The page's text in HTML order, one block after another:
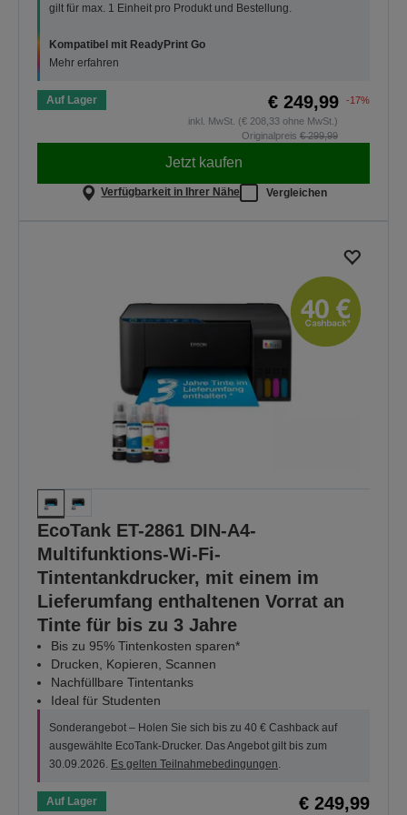
gilt für max. 1 Einheit pro Produkt und Bestellung.
Kompatibel mit ReadyPrint Go
Mehr erfahren
Auf Lager € 249,99
-17%
inkl. MwSt. (€ 208,33 ohne MwSt.)
Originalpreis € 299,99
Jetzt kaufen
Verfügbarkeit in Ihrer Nähe Vergleichen
EcoTank ET-2861 DIN-A4-
Multifunktions-Wi-Fi-
Tintentankdrucker, mit einem im
Lieferumfang enthaltenen Vorrat an
Tinte für bis zu 3 Jahre
Bis zu 95% Tintenkosten sparen*
Drucken, Kopieren, Scannen
Nachfüllbare Tintentanks
Ideal für Studenten
Sonderangebot – Holen Sie sich bis zu 40 € Cashback auf
ausgewählte EcoTank-Drucker. Das Angebot gilt bis zum
30.09.2026. Es gelten Teilnahmebedingungen.
Auf Lager € 249,99